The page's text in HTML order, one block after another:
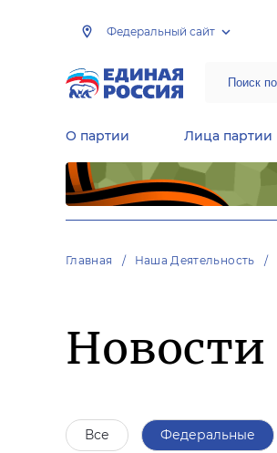
Федеральный сайт
О партии Лица партии
Главная Наша Деятельность
Новости
Все Федеральные